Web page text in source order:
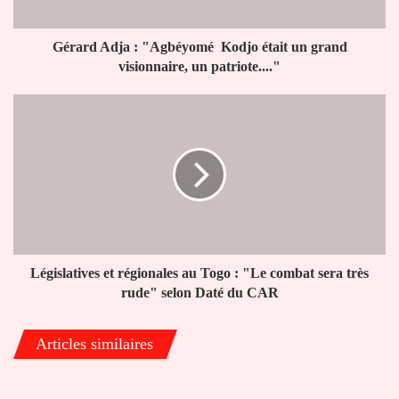
un
patriote...."Gérard Adja : "Agbéyomé Kodjo était un grand
visionnaire, un patriote...."
sera
Daté
du
Législatives et régionales au Togo : "Le combat sera très
rude" selon Daté du CAR
Articles similaires